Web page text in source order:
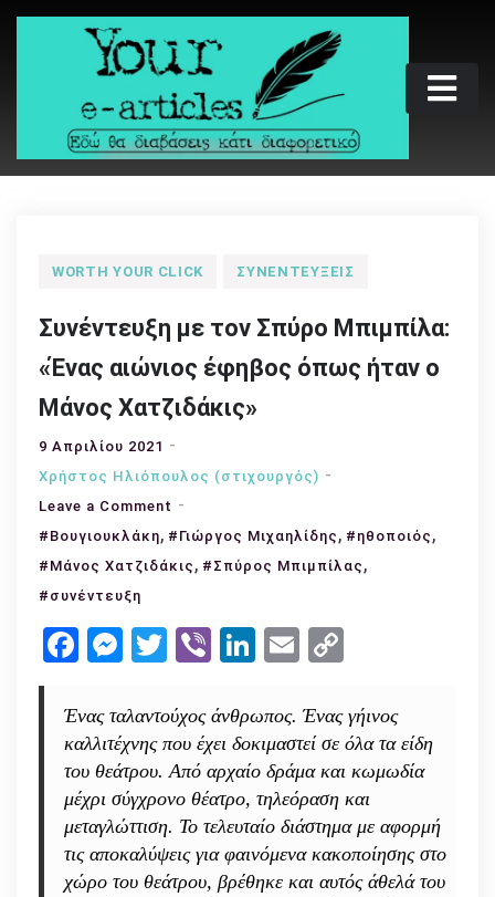
Skip
Your e-articles
Εδώ θα διαβάσεις κάτι διαφορετικό
WORTH YOUR CLICK ΣΥΝΕΝΤΕΎΞΕΙΣ
Συνέντευξη με τον Σπύρο Μπιμπίλα:
«Ένας αιώνιος έφηβος όπως ήταν ο
Μάνος Χατζιδάκις»
9 Απριλίου 2021
Χρήστος Ηλιόπουλος (στιχουργός)
Leave a Comment on
Συνέντευξη
Μπιμπίλα:
έφηβος
όπως
ήταν
ο
Μάνος
Χατζιδάκις»
#Βουγιουκλάκη, #Γιώργος Μιχαηλίδης , #ηθοποιός ,
#Μάνος Χατζιδάκις , #Σπύρος Μπιμπίλας ,
#συνέντευξη
Facebook
Messenger
Twitter
ViberLinkedIn
Email
Ένας ταλαντούχος άνθρωπος. Ένας γήινος
καλλιτέχνης που έχει δοκιμαστεί σε όλα τα είδη
του θεάτρου. Από αρχαίο δράμα και κωμωδία
μέχρι σύγχρονο θέατρο, τηλεόραση και
μεταγλώττιση. Το τελευταίο διάστημα με αφορμή
τις αποκαλύψεις για φαινόμενα κακοποίησης στο
χώρο του θεάτρου, βρέθηκε και αυτός άθελά του